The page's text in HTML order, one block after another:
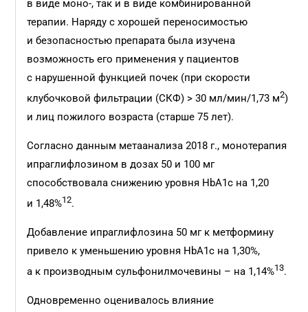
в виде моно-, так и в виде комбинированной
терапии. Наряду с хорошей переносимостью
и безопасностью препарата была изучена
возможность его применения у пациентов
с нарушенной функцией почек (при скорости
клубочковой фильтрации (СКФ) > 30 мл/мин/1,73 м2)
и лиц пожилого возраста (старше 75 лет).
Согласно данным метаанализа 2018 г., монотерапия
ипраглифлозином в дозах 50 и 100 мг
способствовала снижению уровня HbA1c на 1,20
и 1,48%12.
Добавление ипраглифлозина 50 мг к метформину
привело к уменьшению уровня HbA1c на 1,30%,
а к производным сульфонилмочевины – на 1,14%13.
Одновременно оценивалось влияние